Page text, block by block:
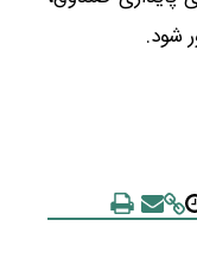
شود.